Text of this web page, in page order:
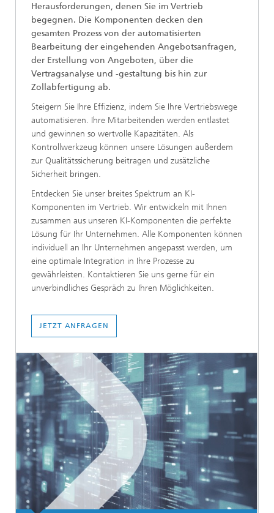
Herausforderungen, denen Sie im Vertrieb
begegnen. Die Komponenten decken den
gesamten Prozess von der automatisierten
Bearbeitung der eingehenden Angebotsanfragen,
der Erstellung von Angeboten, über die
Vertragsanalyse und -gestaltung bis hin zur
Zollabfertigung ab.
Steigern Sie Ihre Effizienz, indem Sie Ihre Vertriebswege
automatisieren. Ihre Mitarbeitenden werden entlastet
und gewinnen so wertvolle Kapazitäten. Als
Kontrollwerkzeug können unsere Lösungen außerdem
zur Qualitätssicherung beitragen und zusätzliche
Sicherheit bringen.
Entdecken Sie unser breites Spektrum an KI-
Komponenten im Vertrieb. Wir entwickeln mit Ihnen
zusammen aus unseren KI-Komponenten die perfekte
Lösung für Ihr Unternehmen. Alle Komponenten können
individuell an Ihr Unternehmen angepasst werden, um
eine optimale Integration in Ihre Prozesse zu
gewährleisten. Kontaktieren Sie uns gerne für ein
unverbindliches Gespräch zu Ihren Möglichkeiten.
JETZT ANFRAGEN